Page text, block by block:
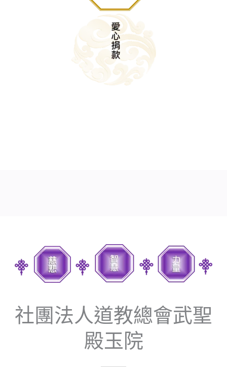
社團法人道教總會武聖
殿玉院